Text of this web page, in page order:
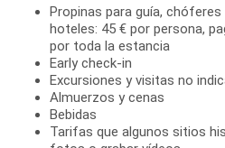
Propinas para guía,
hoteles: 45 € por persona,
por toda la estancia
Early check-in
Excursiones y visitas no
Almuerzos y cenas
Bebidas
Tarifas que algunos sitios